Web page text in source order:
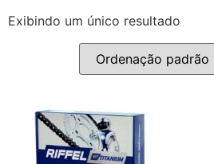
Exibindo um único resultado